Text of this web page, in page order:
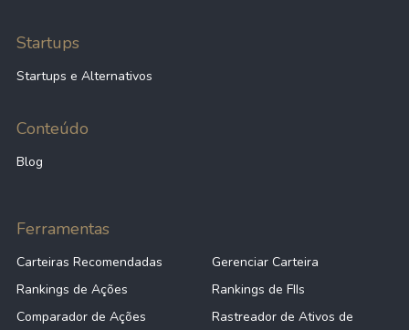
Startups
Startups e Alternativos
Conteúdo
Blog
Ferramentas
Carteiras Recomendadas
Gerenciar Carteira
Rankings de Ações
Rankings de FIIs
Comparador de Ações
Rastreador de Ativos de